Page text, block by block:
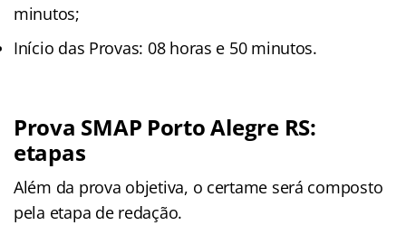
minutos;
Início das Provas: 08 horas e 50 minutos.
Prova SMAP Porto Alegre RS:
etapas
Além da prova objetiva, o certame será composto
pela etapa de redação.